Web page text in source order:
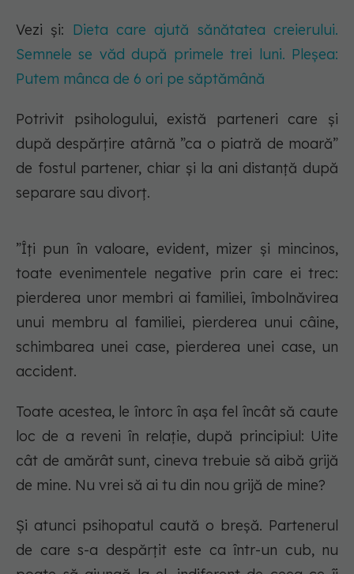
Vezi și: Dieta care ajută sănătatea creierului.
Semnele se văd după primele trei luni. Pleșea:
Putem mânca de 6 ori pe săptămână
Potrivit psihologului, există parteneri care și
după despărțire atârnă ”ca o piatră de moară”
de fostul partener, chiar și la ani distanță după
separare sau divorț.
”Îți pun în valoare, evident, mizer și mincinos,
toate evenimentele negative prin care ei trec:
pierderea unor membri ai familiei, îmbolnăvirea
unui membru al familiei, pierderea unui câine,
schimbarea unei case, pierderea unei case, un
accident.
Toate acestea, le întorc în așa fel încât să caute
loc de a reveni în relație, după principiul: Uite
cât de amărât sunt, cineva trebuie să aibă grijă
de mine. Nu vrei să ai tu din nou grijă de mine?
Și atunci psihopatul caută o breșă. Partenerul
de care s-a despărțit este ca într-un cub, nu